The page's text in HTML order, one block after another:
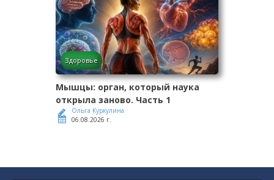
Здоровье
Мышцы: орган, который наука
открыла заново. Часть 1
Ольга Куркулина
06.08.2026 г.